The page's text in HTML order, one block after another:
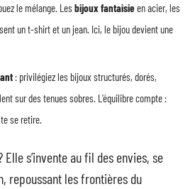
le mélange. Les bijoux fantaisieen acier, les
un t-shirt et un jean. Ici, le bijou devient une
: privilégiez les bijoux structurés, dorés,
sur des tenues sobres. L’équilibre compte :
se retire.
Elle s’invente au fil des envies, se
repoussant les frontières du